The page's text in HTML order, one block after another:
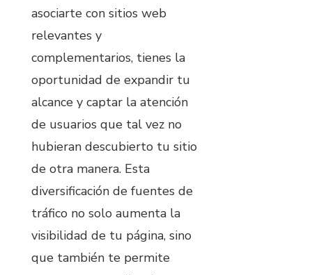
asociarte con sitios web
relevantes y
complementarios, tienes la
oportunidad de expandir tu
alcance y captar la atención
de usuarios que tal vez no
hubieran descubierto tu sitio
de otra manera. Esta
diversificación de fuentes de
tráfico no solo aumenta la
visibilidad de tu página, sino
que también te permite